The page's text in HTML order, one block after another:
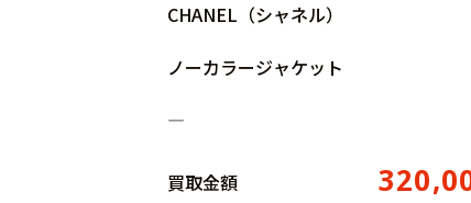
CHANEL（シャネル）
ノーカラージャケット
―
買取金額